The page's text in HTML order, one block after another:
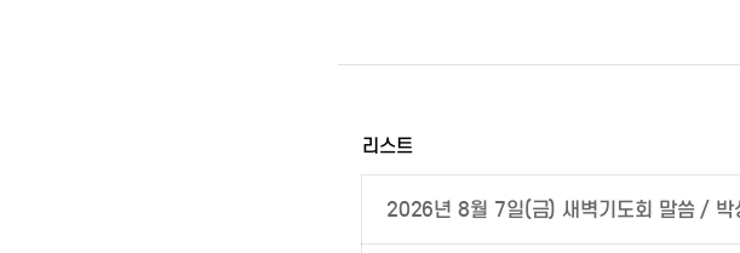
리스트
2026년 8월 7일(금) 새벽기도회 말씀 / 박